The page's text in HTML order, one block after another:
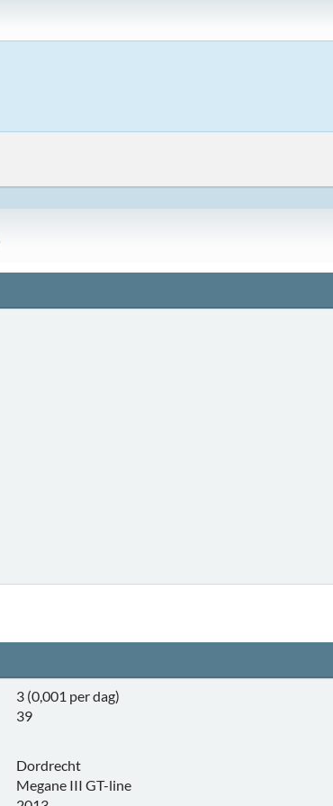
3 (0,001 per dag)
39
Dordrecht
Megane III GT-line